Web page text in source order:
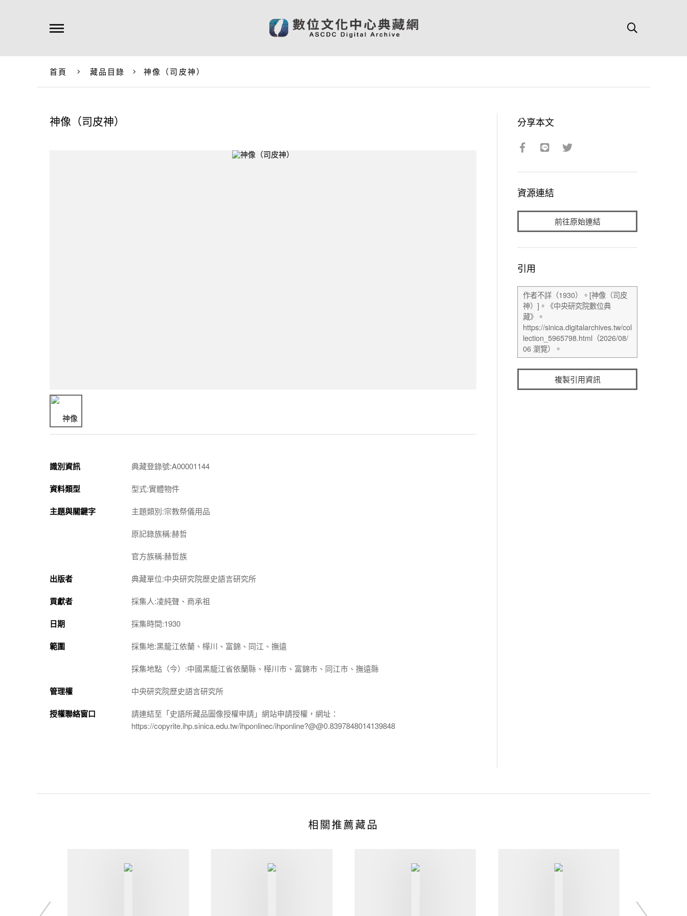
首頁 藏品目錄 神像（司皮神）
神像（司皮神）
識別資訊 典藏登錄號:A00001144
資料類型 型式:實體物件
主題與關鍵字 主題類別:宗教祭儀用品
原記錄族稱:赫哲
官方族稱:赫哲族
出版者 典藏單位:中央研究院歷史語言研究所
貢獻者 採集人:凌純聲、商承祖
日期 採集時間:1930
範圍 採集地:黑龍江依蘭、樺川、富錦、同江、撫遠
採集地點（今）:中國黑龍江省依蘭縣、樺川市、富錦市、同江市、撫遠縣
管理權 中央研究院歷史語言研究所
授權聯絡窗口
請連結至「史語所藏品圖像授權申請」網站申請授權，網址：
https://copyrite.ihp.sinica.edu.tw/ihponlinec/ihponline?@@0.8397848014139848
分享本文
資源連結
前往原始連結
引用
複製引用資訊
相關推薦藏品